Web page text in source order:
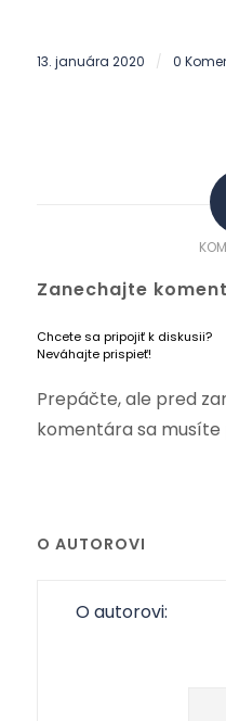
13. januára 2020 / 0
Zanechajte
Chcete sa pripojiť k diskusii?
Neváhajte prispieť!
Prepáčte, ale pred
komentára sa musíte
O AUTOROVI
O autorovi: